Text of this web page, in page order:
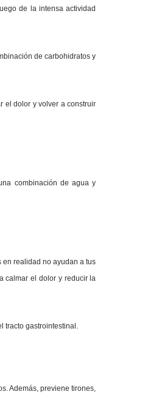
de la intensa actividad
de carbohidratos y
el dolor y volver a construir
combinación de agua y
en realidad no ayudan a tus
calmar el dolor y reducir la
tracto gastrointestinal.
Además, previene tirones,